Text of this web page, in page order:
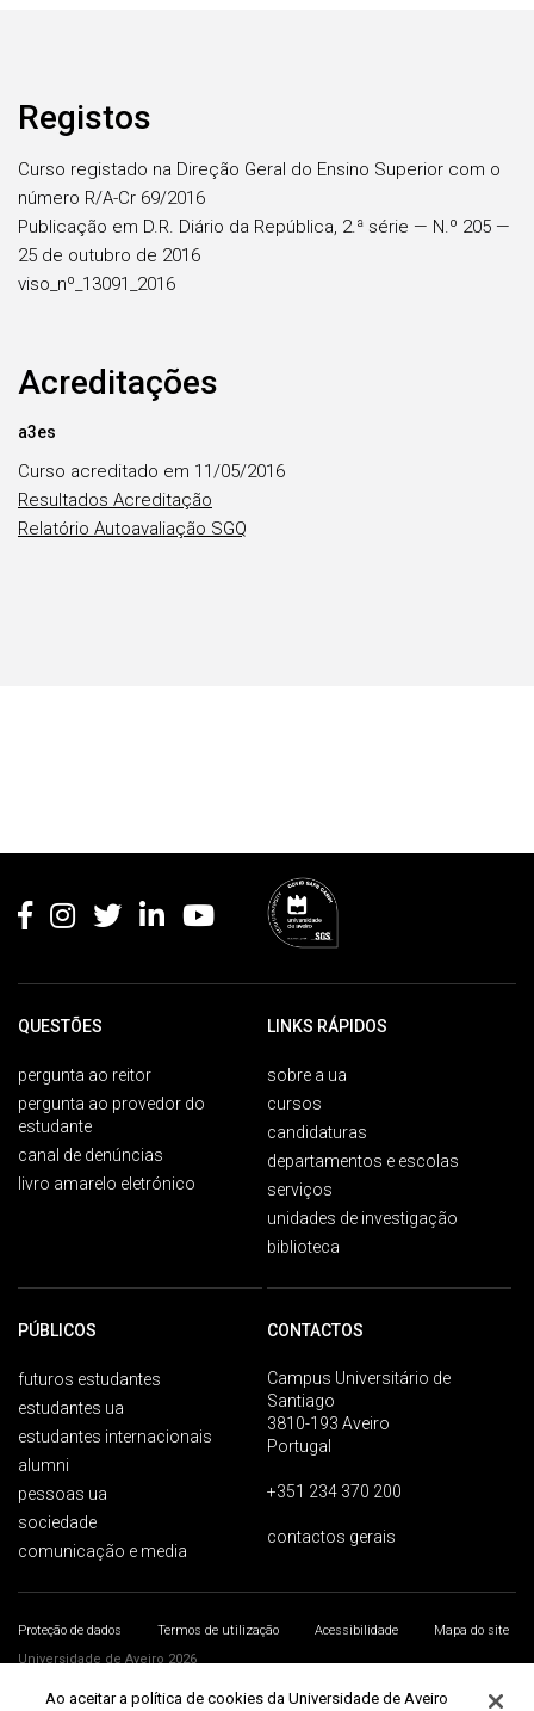
Registos
Curso registado na Direção Geral do Ensino Superior com o
número R/A-Cr 69/2016
Publicação em D.R. Diário da República, 2.ª série — N.º 205 —
25 de outubro de 2016
viso_nº_13091_2016
Acreditações
a3es
Curso acreditado em 11/05/2016
Resultados Acreditação
Relatório Autoavaliação SGQ
QUESTÕES
pergunta ao reitor
pergunta ao provedor do
estudante
canal de denúncias
livro amarelo eletrónico
LINKS RÁPIDOS
sobre a ua
cursos
candidaturas
departamentos e escolas
serviços
unidades de investigação
biblioteca
PÚBLICOS
futuros estudantes
estudantes ua
estudantes internacionais
alumni
pessoas ua
sociedade
comunicação e media
CONTACTOS
Campus Universitário de
Santiago
3810-193 Aveiro
Portugal
+351 234 370 200
contactos gerais
Proteção de dados Termos de utilização Acessibilidade
Mapa do site
Universidade de Aveiro 2026
Ao aceitar a política de cookies da Universidade de Aveiro